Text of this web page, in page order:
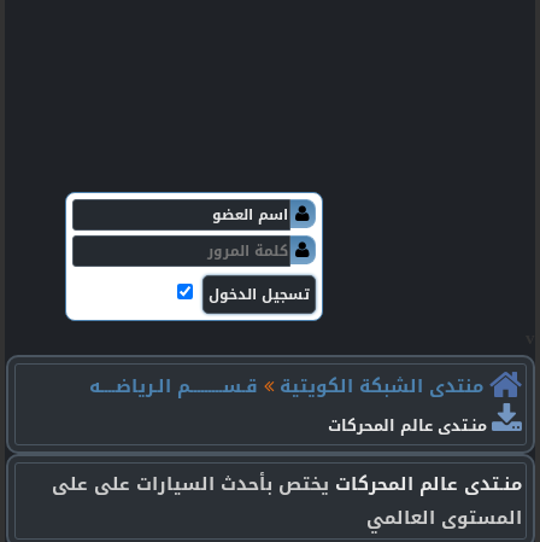
منتدى الشبكة الكويتية
قـســـــــــم الـرياضــــه
منـتدى عالم المحركات
منـتدى عالم المحركات يختص بأحدث السيارات على على
المستوى العالمي